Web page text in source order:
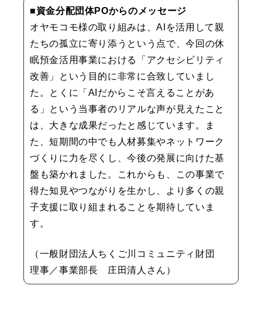
■資金分配団体POからのメッセージ
オヤモコモ様の取り組みは、AIを活用して親
たちの孤立に寄り添うという点で、今回の休
眠預金活用事業における「アクセシビリティ
改善」という目的に非常に合致していまし
た。とくに「AIだからこそ言えることがあ
る」という当事者のリアルな声が見えたこと
は、大きな成果だったと感じています。ま
た、短期間の中でも人材募集やネットワーク
づくりに力を尽くし、今後の発展に向けた基
盤も築かれました。これからも、この事業で
得た知見やつながりを生かし、より多くの親
子支援に取り組まれることを期待していま
す。
（一般財団法人ちくご川コミュニティ財団
理事／事業部長 庄田清人さん）